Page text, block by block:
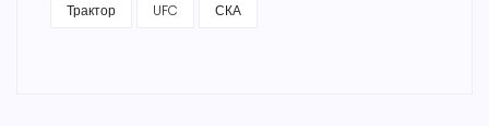
Трактор UFC СКА